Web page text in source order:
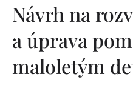
Návrh na
a úprava
maloletým